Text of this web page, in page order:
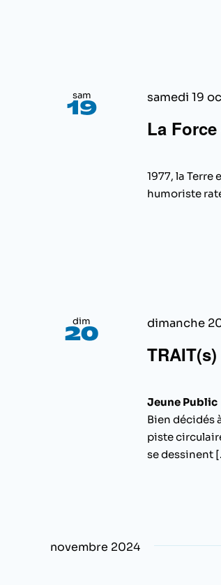
sam
19
La
samedi 19
1977, la Terre
humoriste
dim
20
TRAIT(s)
dimanche
Jeune Public
Bien décidés
piste
se dessinent
novembre 2024